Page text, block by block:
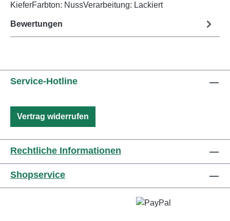
KieferFarbton: NussVerarbeitung: Lackiert
Bewertungen
Service-Hotline
Vertrag widerrufen
Rechtliche Informationen
Shopservice